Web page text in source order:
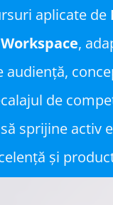
aplicate de
,
audiență,
de
sprijine activ
și